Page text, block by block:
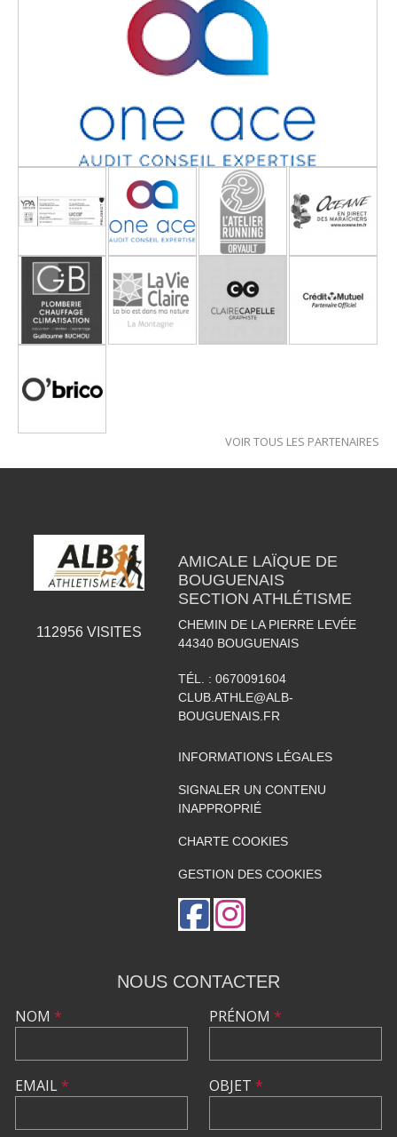
VOIR TOUS LES PARTENAIRES
112956VISITES
AMICALE LAÏQUE DE
BOUGUENAIS
SECTION ATHLÉTISME
CHEMIN DE LA PIERRE LEVÉE
44340 BOUGUENAIS
TÉL. : 0670091604
CLUB.ATHLE@ALB-
BOUGUENAIS.FR
INFORMATIONS LÉGALES
SIGNALER UN CONTENU
INAPPROPRIÉ
CHARTE COOKIES
GESTION DES COOKIES
NOUS CONTACTER
NOM *
EMAIL*
PRÉNOM *
OBJET *